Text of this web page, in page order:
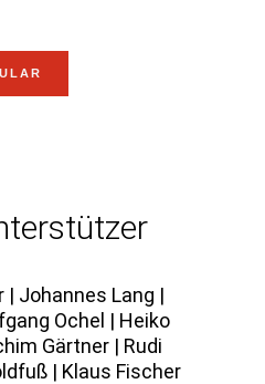
| Johannes Lang |
Ochel | Heiko
Gärtner | Rudi
| Klaus Fischer